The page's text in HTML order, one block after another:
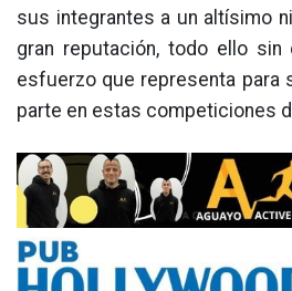
sus integrantes a un altísimo
gran reputación, todo ello
esfuerzo que representa para
parte en estas competiciones